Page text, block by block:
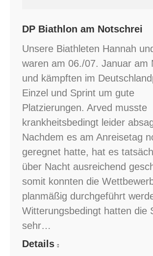
DP Biathlon am Notschrei
Unsere Biathleten Hannah
waren am 06./07. Januar am
und kämpften im
Einzel und Sprint um gute
Platzierungen. Arved musste
krankheitsbedingt leider
Nachdem es am Anreisetag
geregnet hatte, hat es
über Nacht ausreichend
somit konnten die
planmäßig durchgeführt
Witterungsbedingt hatten die
sehr…
Details